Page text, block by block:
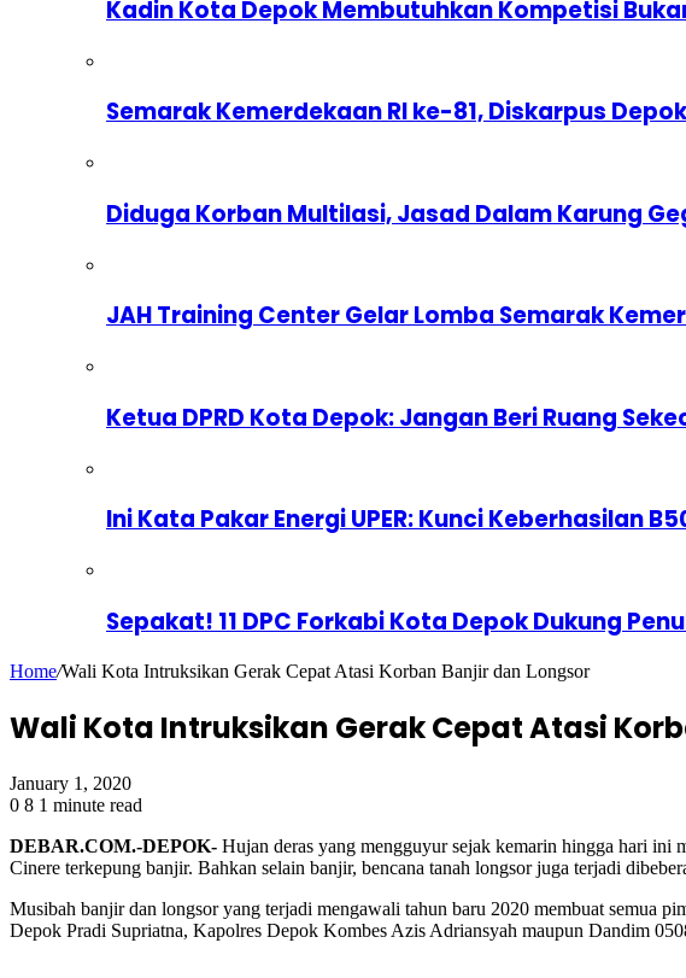
Kadin Kota Depok Membutuhkan Kompetisi
Semarak Kemerdekaan RI ke-81, Diskarpus
Diduga Korban Multilasi, Jasad Dalam Karung
JAH Training Center Gelar Lomba Semarak
Ketua DPRD Kota Depok: Jangan Beri Ruang
Ini Kata Pakar Energi UPER: Kunci Keberhasilan
Sepakat! 11 DPC Forkabi Kota Depok Dukung
Home/Wali Kota Intruksikan Gerak Cepat Atasi Korban Banjir dan Longsor
Wali Kota Intruksikan Gerak Cepat Atasi
January 1, 2020
0 8 1 minute read
DEBAR.COM.-DEPOK- Hujan deras yang mengguyur sejak kemarin hingga hari ini
Cinere terkepung banjir. Bahkan selain banjir, bencana tanah longsor juga terjadi
Musibah banjir dan longsor yang terjadi mengawali tahun baru 2020 membuat
Depok Pradi Supriatna, Kapolres Depok Kombes Azis Adriansyah maupun Dandim